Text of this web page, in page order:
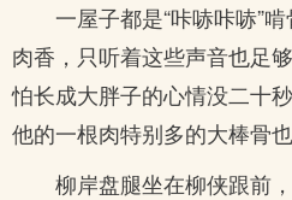
一屋子都是“咔哧咔哧”
肉香，只听着这些声音也足
怕长成大胖子的心情没二十
他的一根肉特别多的大棒骨也
柳岸盘腿坐在柳侠跟前